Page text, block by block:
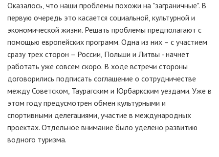
Оказалось, что наши проблемы похожи на "заграничные". В
первую очередь это касается социальной, культурной и
экономической жизни. Решать проблемы предполагают с
помощью европейских программ. Одна из них – с участием
сразу трех сторон – России, Польши и Литвы - начнет
работать уже совсем скоро. В ходе встречи стороны
договорились подписать соглашение о сотрудничестве
между Советском, Таурагским и Юрбаркским уездами. Уже в
этом году предусмотрен обмен культурными и
спортивными делегациями, участие в международных
проектах. Отдельное внимание было уделено развитию
водного туризма.